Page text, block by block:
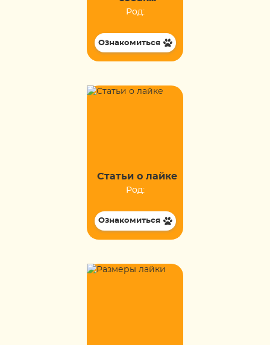
Род:
Ознакомиться
Статьи о лайке
Род:
Ознакомиться